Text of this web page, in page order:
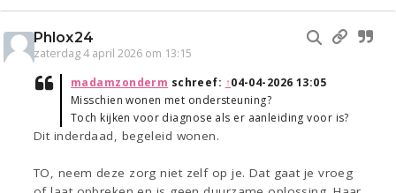
Phlox24
zaterdag 4 april 2026 om 13:15
madamzonderm schreef: ↑04-04-2026 13:05
Misschien wonen met ondersteuning?
Toch kijken voor diagnose als er aanleiding voor is?
Dit inderdaad, begeleid wonen.
TO, neem deze zorg niet zelf op je. Dat gaat je vroeg